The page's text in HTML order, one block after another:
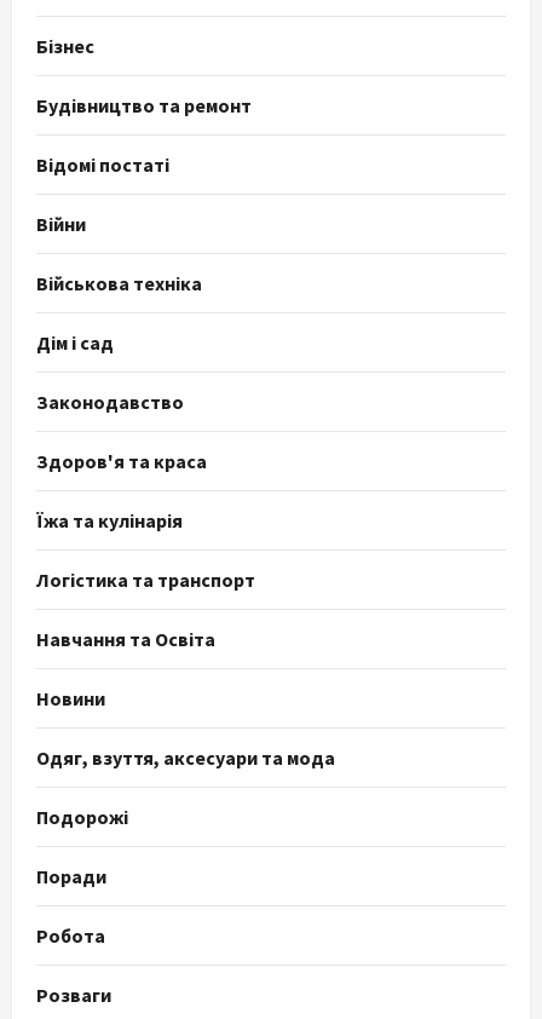
Бізнес
Будівництво та ремонт
Відомі постаті
Війни
Військова техніка
Дім і сад
Законодавство
Здоров'я та краса
Їжа та кулінарія
Логістика та транспорт
Навчання та Освіта
Новини
Одяг, взуття, аксесуари та мода
Подорожі
Поради
Робота
Розваги